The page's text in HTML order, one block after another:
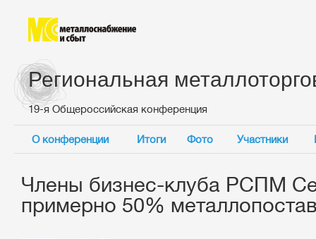
Региональная
19-я Общероссийская конференция
О конференции Итоги Фото Участники
Члены бизнес-клуба РСПМ
примерно 50%